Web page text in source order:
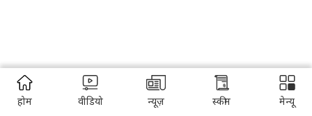
होम वीडियो न्यूज़ स्कीम मेन्यू